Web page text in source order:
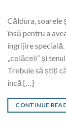
Căldura, soarele
însă pentru a
îngrijire
„colăceii” și
Trebuie să știți
încă […]
CONTINUE